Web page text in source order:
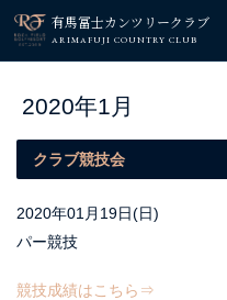
有馬冨士カンツリークラブ
ARIMAFUJI COUNTRY CLUB
2020年1月
クラブ競技会
2020年01月19日(日)
パー競技
競技成績はこちら⇒